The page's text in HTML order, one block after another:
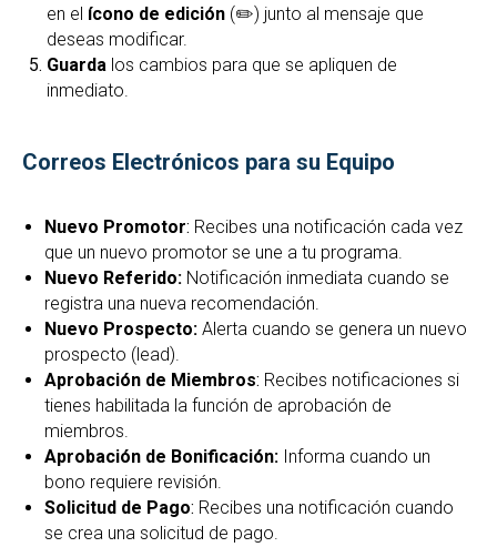
en el ícono de edición (✏️) junto al mensaje que
deseas modificar.
Guarda los cambios para que se apliquen de
inmediato.
Correos Electrónicos para su Equipo
Nuevo Promotor: Recibes una notificación cada vez
que un nuevo promotor se une a tu programa.
Nuevo Referido: Notificación inmediata cuando se
registra una nueva recomendación.
Nuevo Prospecto: Alerta cuando se genera un nuevo
prospecto (lead).
Aprobación de Miembros: Recibes notificaciones si
tienes habilitada la función de aprobación de
miembros.
Aprobación de Bonificación: Informa cuando un
bono requiere revisión.
Solicitud de Pago: Recibes una notificación cuando
se crea una solicitud de pago.